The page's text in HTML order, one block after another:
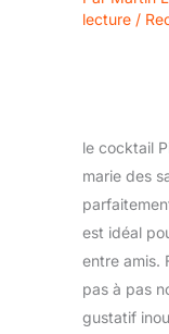
lecture /
le cocktail
marie des
est idéal
entre amis.
pas à pas
gustatif